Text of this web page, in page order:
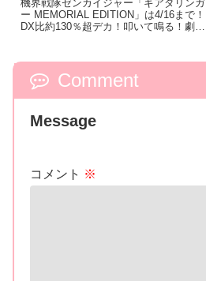
機界戦隊ゼンカイジャー「ギアダリンガ
ー MEMORIAL EDITION」は4/16まで！
DX比約130％超デカ！叩いて鳴る！劇中
Comment
Message
コメント ※